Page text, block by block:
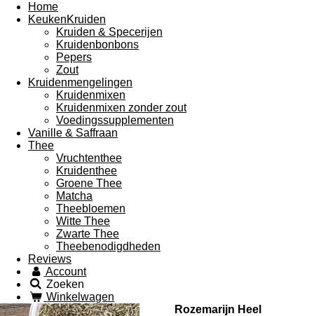
Home
KeukenKruiden
Kruiden & Specerijen
Kruidenbonbons
Pepers
Zout
Kruidenmengelingen
Kruidenmixen
Kruidenmixen zonder zout
Voedingssupplementen
Vanille & Saffraan
Thee
Vruchtenthee
Kruidenthee
Groene Thee
Matcha
Theebloemen
Witte Thee
Zwarte Thee
Theebenodigdheden
Reviews
Account
Zoeken
Winkelwagen
Rozemarijn Heel